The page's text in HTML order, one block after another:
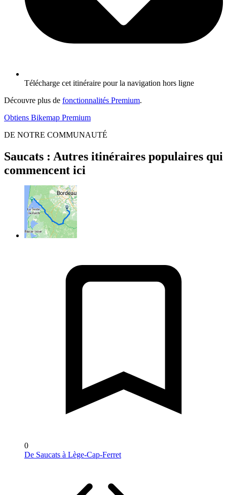
Télécharge cet itinéraire pour la navigation hors ligne
Découvre plus de fonctionnalités Premium.
Obtiens Bikemap Premium
DE NOTRE COMMUNAUTÉ
Saucats : Autres itinéraires populaires qui
commencent ici
0
De Saucats à Lège-Cap-Ferret